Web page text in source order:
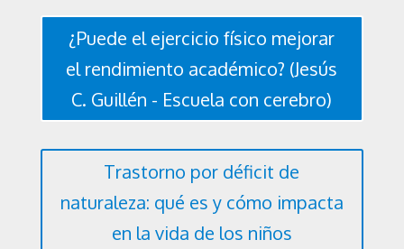
¿Puede el ejercicio físico mejorar
el rendimiento académico? (Jesús
C. Guillén - Escuela con cerebro)
Trastorno por déficit de
naturaleza: qué es y cómo impacta
en la vida de los niños